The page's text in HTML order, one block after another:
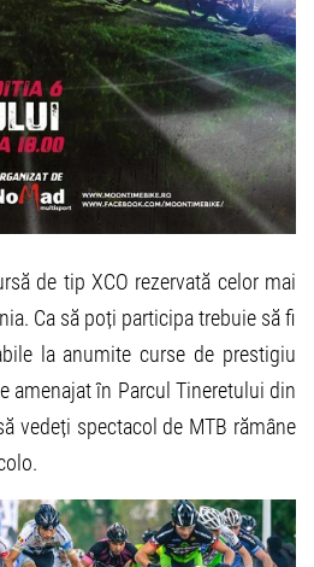
de tip XCO rezervată celor mai
Ca să poți participa trebuie să fi
la anumite curse de prestigiu
amenajat în Parcul Tineretului din
vedeți spectacol de MTB rămâne